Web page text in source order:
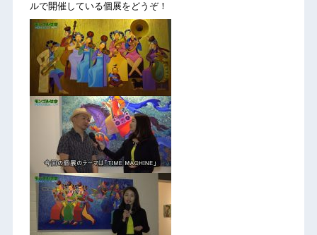
ルで開催している個展をどうぞ！